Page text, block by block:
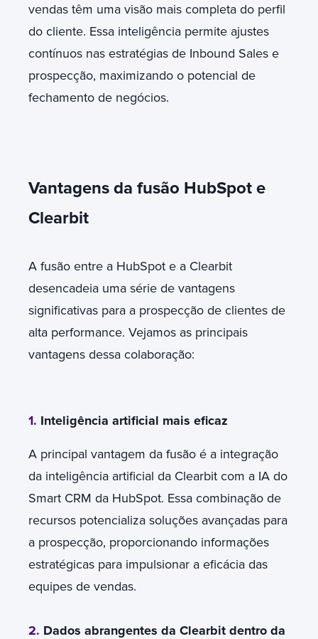
vendas têm uma visão mais completa do perfil
do cliente. Essa inteligência permite ajustes
contínuos nas estratégias de Inbound Sales e
prospecção, maximizando o potencial de
fechamento de negócios.
Vantagens da fusão HubSpot e
Clearbit
A fusão entre a HubSpot e a Clearbit
desencadeia uma série de vantagens
significativas para a prospecção de clientes de
alta performance. Vejamos as principais
vantagens dessa colaboração:
1. Inteligência artificial mais eficaz
A principal vantagem da fusão é a integração
da inteligência artificial da Clearbit com a IA do
Smart CRM da HubSpot. Essa combinação de
recursos potencializa soluções avançadas para
a prospecção, proporcionando informações
estratégicas para impulsionar a eficácia das
equipes de vendas.
2. Dados abrangentes da Clearbit dentro da